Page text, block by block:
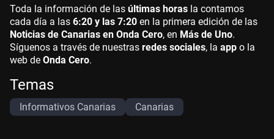
Toda la información de las últimas horas la contamos
cada día a las 6:20 y las 7:20 en la primera edición de las
Noticias de Canarias en Onda Cero, en Más de Uno.
Síguenos a través de nuestras redes sociales, la app o la
web de Onda Cero.
Temas
Informativos Canarias Canarias